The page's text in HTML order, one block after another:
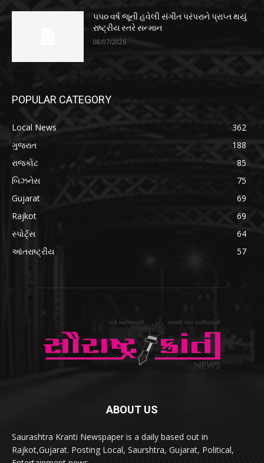
૫૫૦ વર્ષ જૂની હવેલી સંગીત પરંપરાને પ્રાપ્ત થયું
રાષ્ટ્રીય સ્તરે સન્માન
08/07/2026
POPULAR CATEGORY
Local News
362
ગુજરાત
188
રાજકોટ
85
બિઝનેસ
75
Gujarat
69
Rajkot
69
સ્પોર્ટ્સ
64
આંતરાષ્ટ્રીય
57
ABOUT US
Saurashtra Kranti Newspaper is a daily based out in
Rajkot,Gujarat. Posting Local, Saurshtra, Gujarat, Political,